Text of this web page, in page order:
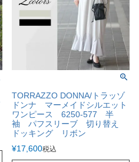
TORRAZZO DONNA/トラッゾ
ドンナ マーメイドシルエット
ワンピース 6250-577 半
袖 パフスリーブ 切り替え
ドッキング リボン
¥17,600税込